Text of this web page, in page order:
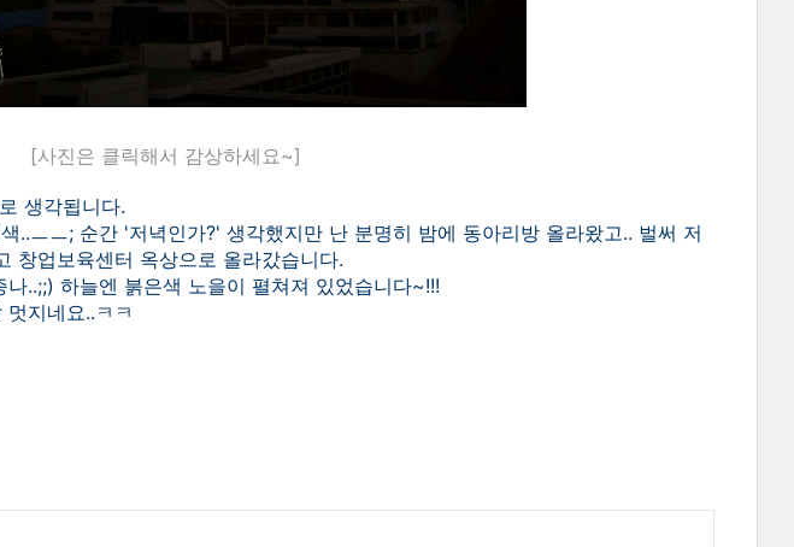
[사진은 클릭해서 감상하세요~]
생각됩니다.
..ㅡㅡ; 순간 '저녁인가?' 생각했지만 난 분명히 밤에 동아리방 올라왔고.. 벌써 저
창업보육센터 옥상으로 올라갔습니다.
..;;) 하늘엔 붉은색 노을이 펼쳐져 있었습니다~!!!
지네요..ㅋㅋ